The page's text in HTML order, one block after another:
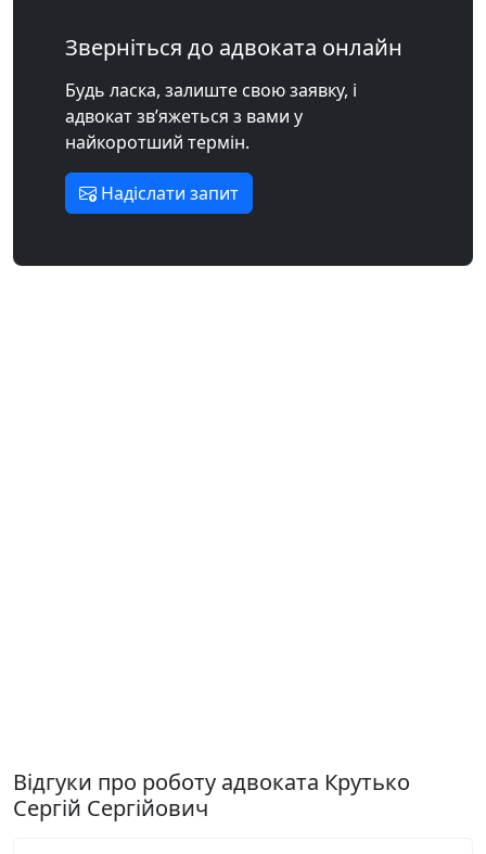
Зверніться до адвоката онлайн
Будь ласка, залиште свою заявку, і
адвокат зв’яжеться з вами у
найкоротший термін.
Надіслати запит
Відгуки про роботу адвоката Крутько
Сергій Сергійович